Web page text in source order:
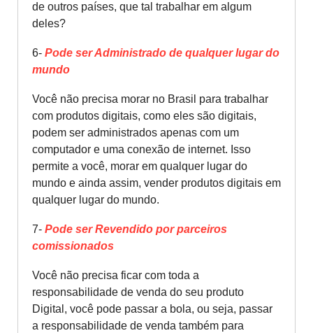
de outros países, que tal trabalhar em algum
deles?
6- Pode ser Administrado de qualquer lugar do
mundo
Você não precisa morar no Brasil para trabalhar
com produtos digitais, como eles são digitais,
podem ser administrados apenas com um
computador e uma conexão de internet. Isso
permite a você, morar em qualquer lugar do
mundo e ainda assim, vender produtos digitais em
qualquer lugar do mundo.
7- Pode ser Revendido por parceiros
comissionados
Você não precisa ficar com toda a
responsabilidade de venda do seu produto
Digital, você pode passar a bola, ou seja, passar
a responsabilidade de venda também para